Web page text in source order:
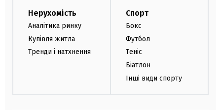
Нерухомість
Аналітика ринку
Купівля житла
Тренди і натхнення
Спорт
Бокс
Футбол
Теніс
Біатлон
Інші види спорту